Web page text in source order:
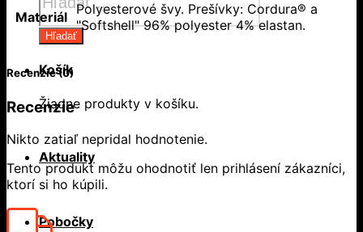
Hľadať
Košík
Žiadne produkty v košíku.
Aktuality
Pobočky
Materiál
Polyesterové švy. Prešívky: Cordura® a
"Softshell" 96% polyester 4% elastan.
Recenzie (0)
Recenzie
Nikto zatiaľ nepridal hodnotenie.
Tento produkt môžu ohodnotiť len prihlásení zákazníci,
ktorí si ho kúpili.